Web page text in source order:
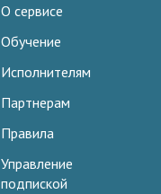
О сервисе
Обучение
Исполнителям
Партнерам
Правила
Управление
подпиской